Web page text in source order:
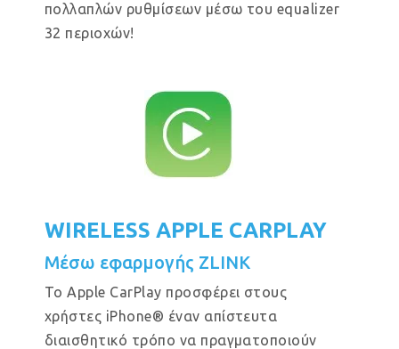
πολλαπλών ρυθμίσεων μέσω του equalizer
32 περιοχών!
WIRELESS APPLE CARPLAY
Μέσω εφαρμογής ZLINK
Το Apple CarPlay προσφέρει στους
χρήστες iPhone® έναν απίστευτα
διαισθητικό τρόπο να πραγματοποιούν